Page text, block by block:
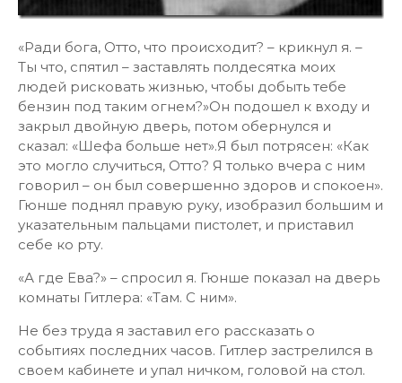
«Ради бога, Отто, что происходит? – крикнул я. –
Ты что, спятил – заставлять полдесятка моих
людей рисковать жизнью, чтобы добыть тебе
бензин под таким огнем?»Он подошел к входу и
закрыл двойную дверь, потом обернулся и
сказал: «Шефа больше нет».Я был потрясен: «Как
это могло случиться, Отто? Я только вчера с ним
говорил – он был совершенно здоров и спокоен».
Гюнше поднял правую руку, изобразил большим и
указательным пальцами пистолет, и приставил
себе ко рту.
«А где Ева?» – спросил я. Гюнше показал на дверь
комнаты Гитлера: «Там. С ним».
Не без труда я заставил его рассказать о
событиях последних часов. Гитлер застрелился в
своем кабинете и упал ничком, головой на стол.